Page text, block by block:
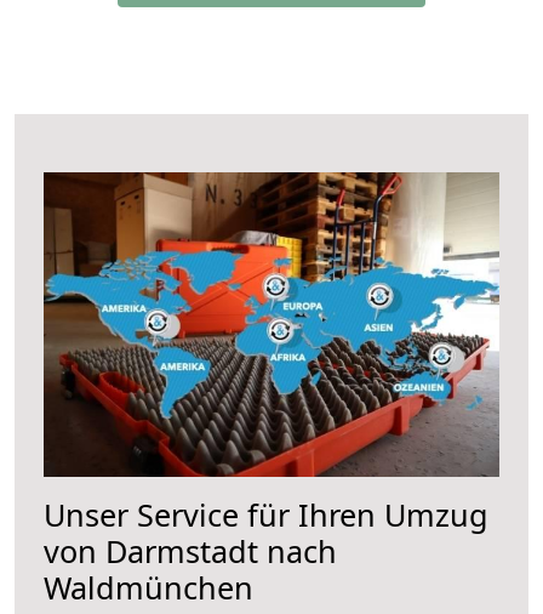
Unser Service für Ihren Umzug
von Darmstadt nach
Waldmünchen